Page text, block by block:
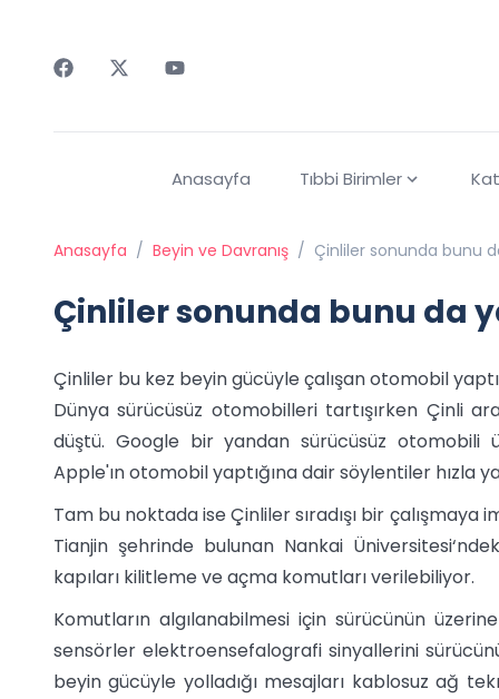
Anasayfa Tıbbi Birimler
Anasayfa / Beyin ve Davranış / Çinliler sonunda bunu
Çinliler sonunda bunu da
Çinliler bu kez beyin gücüyle çalışan otomobil
Dünya sürücüsüz otomobilleri tartışırken Çinli
düştü. Google bir yandan sürücüsüz otomobili
Apple'ın otomobil yaptığına dair söylentiler hızla
Tam bu noktada ise Çinliler sıradışı bir
Tianjin şehrinde bulunan Nankai
kapıları kilitleme ve açma komutları verilebiliyor.
Komutların algılanabilmesi için sürücünün
sensörler elektroensefalografi sinyallerini
beyin gücüyle yolladığı mesajları kablosuz ağ